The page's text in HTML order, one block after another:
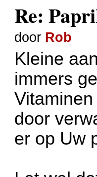
Re:
door Rob
Kleine
immers
door
er op Uw